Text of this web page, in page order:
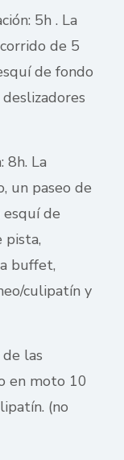
5h . La
de 5
de fondo
8h. La
un paseo de
de
pista,
buffet,
culipatín y
las
en moto 10
(no